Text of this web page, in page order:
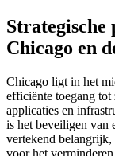
Strategische
Chicago en
Chicago ligt in het
efficiënte toegang
applicaties en
is het beveiligen van
vertekend
voor het